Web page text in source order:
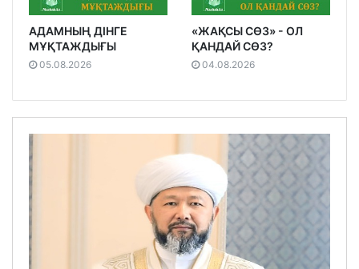
АДАМНЫҢ ДІНГЕ
МҰҚТАЖДЫҒЫ
05.08.2026
«ЖАҚСЫ СӨЗ» - ОЛ
ҚАНДАЙ СӨЗ?
04.08.2026